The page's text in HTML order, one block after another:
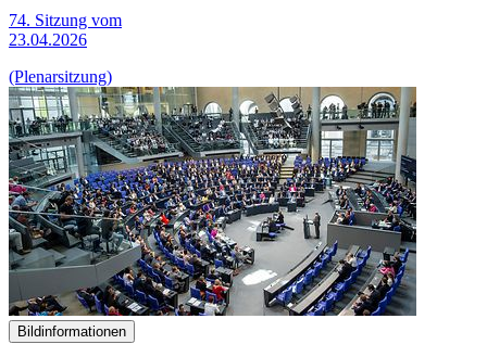
74. Sitzung vom
23.04.2026
(Plenarsitzung)
Bildinformationen